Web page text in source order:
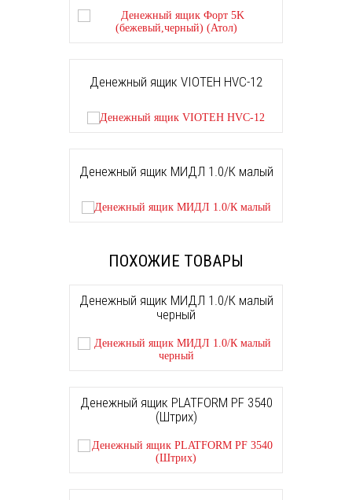
Денежный ящик VIOTEH HVC-12
Денежный ящик МИДЛ 1.0/К малый
ПОХОЖИЕ ТОВАРЫ
Денежный ящик МИДЛ 1.0/К малый
черный
Денежный ящик PLATFORM PF 3540
(Штрих)